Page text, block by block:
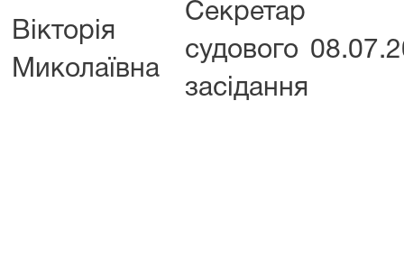
Вікторія
Миколаївна
Секретар
судового
засідання